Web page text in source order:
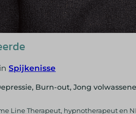
inSpijkenisse
Burn-out, Jong
Line Therapeut, hypnotherapeut en